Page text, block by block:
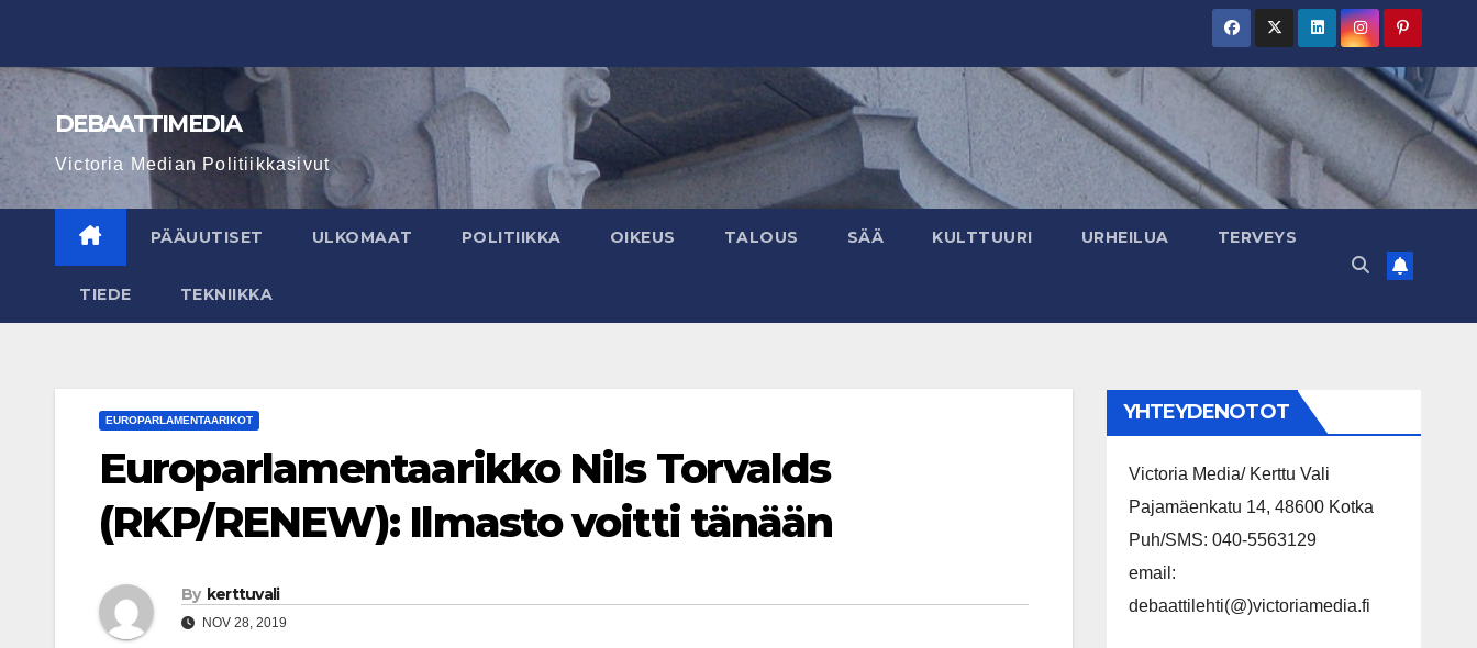
content
DEBAATTIMEDIA
Victoria Median Politiikkasivut
PÄÄUUTISET ULKOMAAT POLITIIKKA OIKEUS TALOUS SÄÄ KULTTUURI URHEILUA TERVEYS
TIEDE TEKNIIKKA
EUROPARLAMENTAARIKOT
Europarlamentaarikko Nils Torvalds
(RKP/RENEW): Ilmasto voitti tänään
By kerttuvali
NOV 28, 2019
YHTEYDENOTOT
Victoria Media/ Kerttu Vali
Pajamäenkatu 14, 48600 Kotka
Puh/SMS: 040-5563129
email:
debaattilehti(@)victoriamedia.fi